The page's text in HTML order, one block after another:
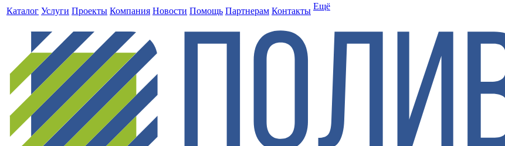
Каталог Услуги Проекты Компания Новости Помощь Партнерам Контакты Ещё